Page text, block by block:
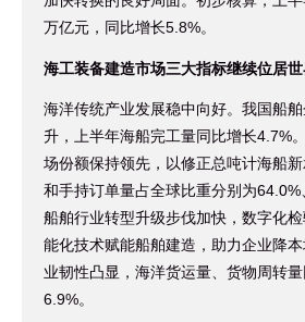
万亿元，同比增长5.8%。
海工装备建造市场三大指标继续位居
海洋传统产业发展稳中向好。我国船
升，上半年海船完工量同比增长4.7%
场份额保持领先，以修正总吨计海船
和手持订单量占全球比重分别为64.0%
船舶行业转型升级步伐加快，数字化
能化技术赋能船舶建造，助力企业降
业韧性凸显，海洋货运量、货物周转量
6.9%。